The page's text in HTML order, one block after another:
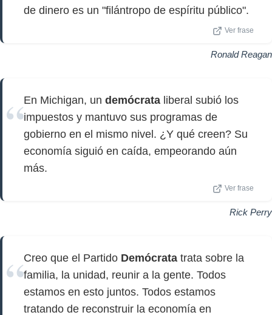
de dinero es un "filántropo de espíritu público".
Ver frase
Ronald Reagan
En Michigan, un demócrata liberal subió los
impuestos y mantuvo sus programas de
gobierno en el mismo nivel. ¿Y qué creen? Su
economía siguió en caída, empeorando aún
más.
Ver frase
Rick Perry
Creo que el Partido Demócrata trata sobre la
familia, la unidad, reunir a la gente. Todos
estamos en esto juntos. Todos estamos
tratando de reconstruir la economía en